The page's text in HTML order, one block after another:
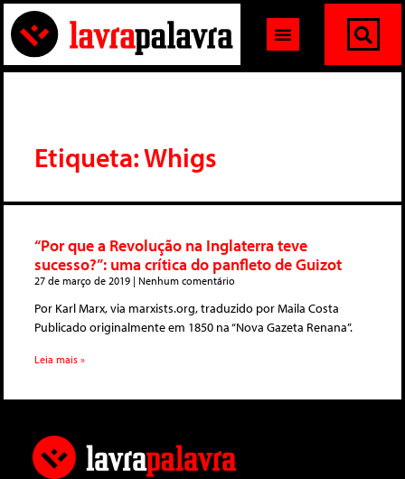
Etiqueta: Whigs
“Por que a Revolução na Inglaterra teve
sucesso?”: uma crítica do panfleto de Guizot
27 de março de 2019 Nenhum comentário
Por Karl Marx, via marxists.org, traduzido por Maila Costa
Publicado originalmente em 1850 na “Nova Gazeta Renana”.
Leia mais »